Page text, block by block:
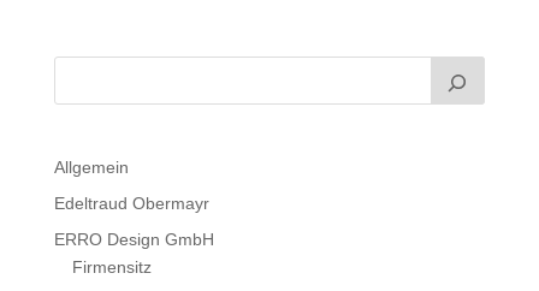
Allgemein
Edeltraud Obermayr
ERRO Design GmbH
Firmensitz